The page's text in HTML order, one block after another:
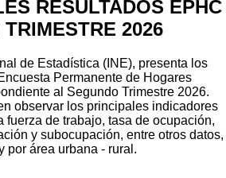
RESULTADOS EPHC
2026
de Estadística (INE), presenta los
Permanente de Hogares
al Segundo Trimestre 2026.
observar los principales indicadores
fuerza de trabajo, tasa de ocupación,
y subocupación, entre otros datos,
por área urbana - rural.